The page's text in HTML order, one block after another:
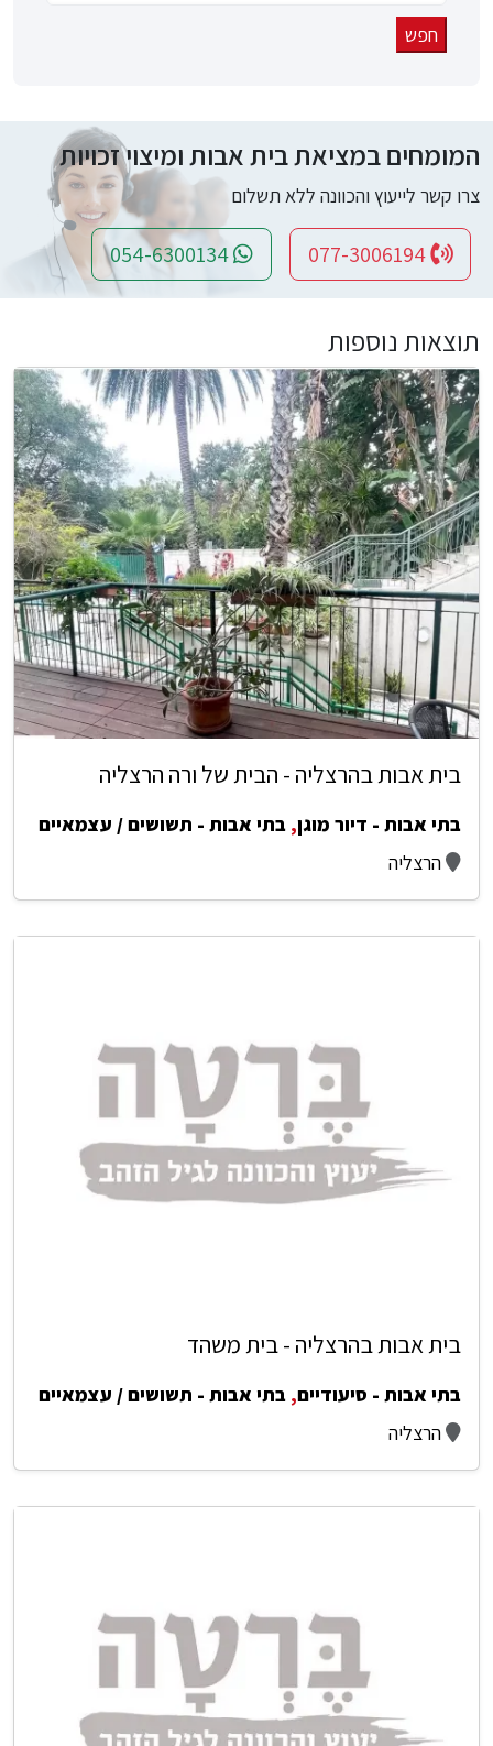
המומחים במציאת בית אבות ומיצוי זכויות
צרו קשר לייעוץ והכוונה ללא תשלום
תוצאות נוספות
בית אבות בהרצליה - הבית של ורה הרצליה
בתי אבות - דיור מוגן, בתי אבות - תשושים / עצמאיים
הרצליה
בית אבות בהרצליה - בית משהד
בתי אבות - סיעודיים, בתי אבות - תשושים / עצמאיים
הרצליה